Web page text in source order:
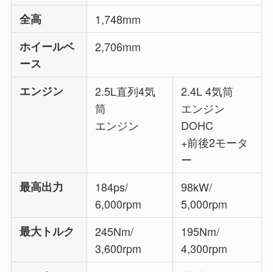
全高
1,748mm
ホイールベ
ース
2,706mm
エンジン
2.5L直列4気
筒
エンジン
2.4L 4気筒
エンジン
DOHC
+前後2モータ
ー
最高出力
184ps/
6,000rpm
98kW/
5,000rpm
最大トルク
245Nm/
3,600rpm
195Nm/
4,300rpm